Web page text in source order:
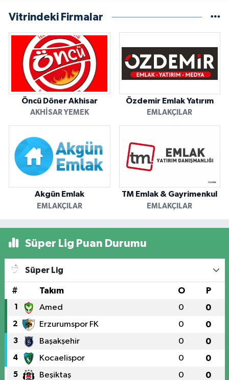
Vitrindeki Firmalar
Öncü Döner Akhisar
AKHISAR YEMEK
Özdemir Emlak Yatırım
EMLAKÇILAR
Akgün Emlak
EMLAKÇILAR
TM Emlak & Gayrimenkul
EMLAKÇILAR
Süper Lig Puan Durumu
Süper Lig
# Takım O P
1 Amed 0 0
2 Erzurumspor FK 0 0
3 Başakşehir 0 0
4 Kocaelispor 0 0
5 Beşiktaş 0 0